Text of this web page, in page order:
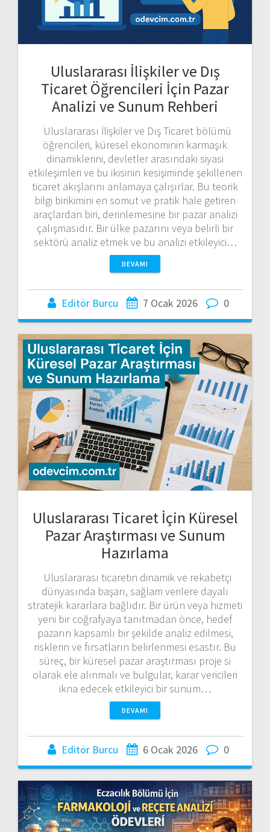
Uluslararası İlişkiler ve Dış
Ticaret Öğrencileri İçin Pazar
Analizi ve Sunum Rehberi
Uluslararası İlişkiler ve Dış Ticaret bölümü
öğrencileri, küresel ekonominin karmaşık
dinamiklerini, devletler arasındaki siyasi
etkileşimleri ve bu ikisinin kesişiminde şekillenen
ticaret akışlarını anlamaya çalışırlar. Bu teorik
bilgi birikimini en somut ve pratik hale getiren
araçlardan biri, derinlemesine bir pazar analizi
çalışmasıdır. Bir ülke pazarını veya belirli bir
sektörü analiz etmek ve bu analizi etkileyici…
DEVAMI
Editör Burcu 7 Ocak 2026 0
Uluslararası Ticaret İçin Küresel
Pazar Araştırması ve Sunum
Hazırlama
Uluslararası ticaretin dinamik ve rekabetçi
dünyasında başarı, sağlam verilere dayalı
stratejik kararlara bağlıdır. Bir ürün veya hizmeti
yeni bir coğrafyaya tanıtmadan önce, hedef
pazarın kapsamlı bir şekilde analiz edilmesi,
risklerin ve fırsatların belirlenmesi esastır. Bu
süreç, bir küresel pazar araştırması proje si
olarak ele alınmalı ve bulgular, karar vericileri
ikna edecek etkileyici bir sunum…
DEVAMI
Editör Burcu 6 Ocak 2026 0